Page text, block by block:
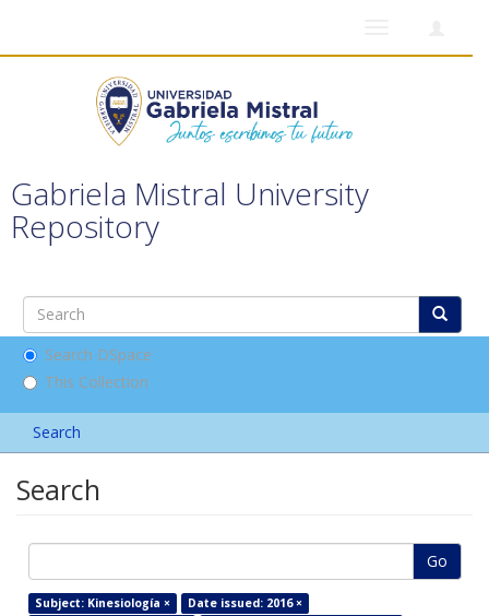
Gabriela Mistral University
Repository
Search DSpace
This Collection
Search
Search
Go
Subject: Kinesiología ×
Date issued: 2016 ×